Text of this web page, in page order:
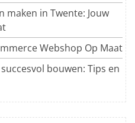
maken in Twente: Jouw
Webshop Op Maat
bouwen: Tips en